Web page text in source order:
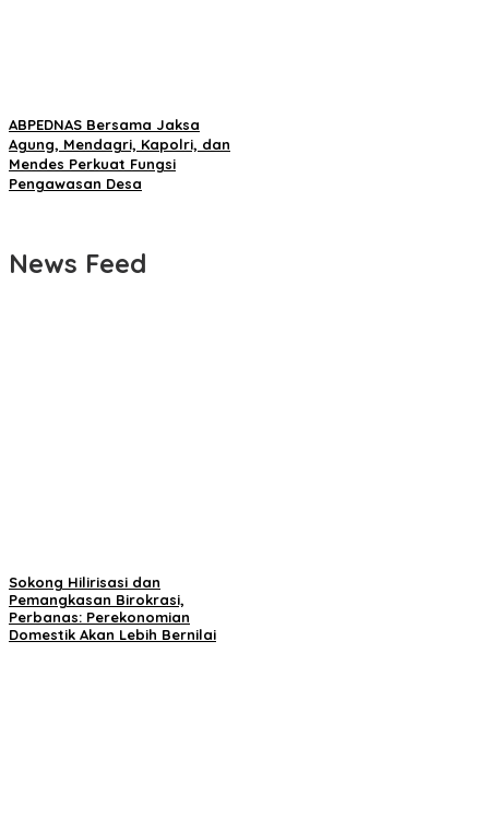
ABPEDNAS Bersama Jaksa
Agung, Mendagri, Kapolri, dan
Mendes Perkuat Fungsi
Pengawasan Desa
News Feed
Sokong Hilirisasi dan
Pemangkasan Birokrasi,
Perbanas: Perekonomian
Domestik Akan Lebih Bernilai